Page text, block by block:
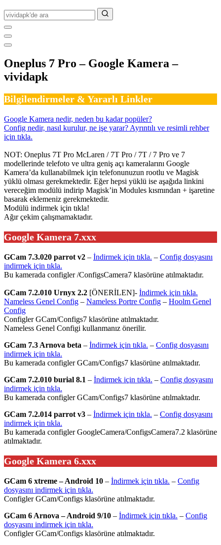
Search
for:
Oneplus 7 Pro – Google Kamera –
vividapk
Bilgilendirmeler & Yararlı Linkler
Google Kamera nedir, neden bu kadar popüler?
Config nedir, nasıl kurulur, ne işe yarar? Ayrıntılı ve resimli rehber
için tıkla.
NOT: Oneplus 7T Pro McLaren / 7T Pro / 7T / 7 Pro ve 7
modellerinde telefoto ve ultra geniş açı kameralarını Google
Kamera’da kullanabilmek için telefonunuzun rootlu ve Magisk
yüklü olması gerekmektedir. Eğer hepsi yüklü ise aşağıda linkini
vereceğim modülü indirip Magisk’in Modules kısmından + işaretine
basarak eklemeniz gerekmektedir.
Modülü indirmek için tıkla!
Ağır çekim çalışmamaktadır.
Google Kamera 7.xxx
GCam 7.3.020 parrot v2 – İndirmek için tıkla. – Config dosyasını
indirmek için tıkla.
Bu kamerada configler /ConfigsCamera7 klasörüne atılmaktadır.
GCam 7.2.010 Urnyx 2.2 [ÖNERİLEN]- İndirmek için tıkla.
Nameless Genel Config – Nameless Portre Config – Hoolm Genel
Config
Configler GCam/Configs7 klasörüne atılmaktadır.
Nameless Genel Configi kullanmanız önerilir.
GCam 7.3 Arnova beta – İndirmek için tıkla. – Config dosyasını
indirmek için tıkla.
Bu kamerada configler GCam/Configs7 klasörüne atılmaktadır.
GCam 7.2.010 burial 8.1 – İndirmek için tıkla. – Config dosyasını
indirmek için tıkla.
Bu kamerada configler GCam/Configs7 klasörüne atılmaktadır.
GCam 7.2.014 parrot v3 – İndirmek için tıkla. – Config dosyasını
indirmek için tıkla.
Bu kamerada configler GoogleCamera/ConfigsCamera7.2 klasörüne
atılmaktadır.
Google Kamera 6.xxx
GCam 6 xtreme – Android 10 – İndirmek için tıkla. – Config
dosyasını indirmek için tıkla.
Configler GCam/Configs klasörüne atılmaktadır.
GCam 6 Arnova – Android 9/10 – İndirmek için tıkla. – Config
dosyasını indirmek için tıkla.
Configler GCam/Configs klasörüne atılmaktadır.